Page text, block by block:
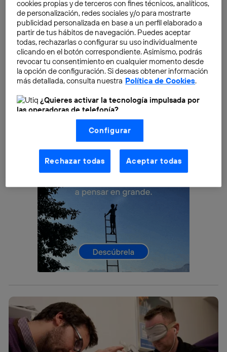
años podrán ayudar a personas conproblemas
medulares, amputaciones debrazosypiernaso con
ceguera. El avance del que os hablamos hoy se podría
ser equiparable con la mano biónica que le
implantaron a Luke Skywalker en el final del episodio V
de Star Wars, que era totalmente funcional y sensible
al tacto.
cookies propias y de terceros con fines técnicos, analíticos,
de personalización, redes sociales y/o para mostrarte
publicidad personalizada en base a un perfil elaborado a
partir de tus hábitos de navegación. Puedes aceptar
todas, rechazarlas o configurar su uso individualmente
clicando en el botón correspondiente. Asimismo, podrás
revocar tu consentimiento en cualquier momento desde
la opción de configuración. Si deseas obtener información
más detallada, consulta nuestra Política de Cookies.
¿Quieres activar la tecnología impulsada por
las operadoras de telefonía?
Nosotros, Telefónica S.A., utilizamos la tecnología Utiq para
realizar nuestras acciones de marketing digital o análisis
(como se describe en este aviso de consentimiento)
basadas en tu navegación en nuestra(s) web(s)
aquí (solo cuando utilizas una conexión a
internet habilitada , proporcionada por una de las
operadoras de telefonía participantes, y otorgas tu
La tecnología Utiq está diseñada con la privacidad como
prioridad ofreciéndote elección y control.
La tecnología utiliza un identificador cifrado creado por tu
operadora de telefonía
, utilizando tu dirección IP y otra
información de la cuenta de cliente de
telecomunicaciones vinculada a la conexión que utilizas
(p. ej., número de teléfono móvil).
Este identificador se asigna a la conexión de internet, por
identificador. Típicamente:
Si utilizas una
conexión de banda ancha(p. ej., Wi-Fi),
el marketing o análisis se realizará en función de las
actividades de navegación de los miembros del hogar
que hayan dado su consentimiento.
Configurar
Rechazar todas Aceptar todas